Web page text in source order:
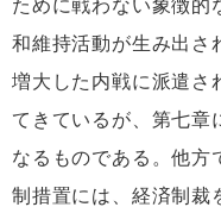
ために戦わない象徴的
和維持活動が生み出さ
増大した内戦に派遣さ
てきているが、第七章
なるものである。他方
制措置には、経済制裁